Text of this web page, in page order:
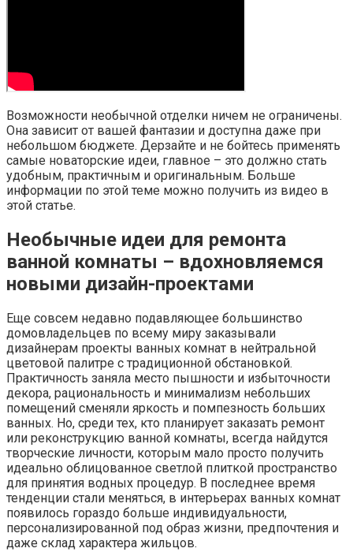
Возможности необычной отделки ничем не ограничены.
Она зависит от вашей фантазии и доступна даже при
небольшом бюджете. Дерзайте и не бойтесь применять
самые новаторские идеи, главное – это должно стать
удобным, практичным и оригинальным. Больше
информации по этой теме можно получить из видео в
этой статье.
Необычные идеи для ремонта
ванной комнаты – вдохновляемся
новыми дизайн-проектами
Еще совсем недавно подавляющее большинство
домовладельцев по всему миру заказывали
дизайнерам проекты ванных комнат в нейтральной
цветовой палитре с традиционной обстановкой.
Практичность заняла место пышности и избыточности
декора, рациональность и минимализм небольших
помещений сменяли яркость и помпезность больших
ванных. Но, среди тех, кто планирует заказать ремонт
или реконструкцию ванной комнаты, всегда найдутся
творческие личности, которым мало просто получить
идеально облицованное светлой плиткой пространство
для принятия водных процедур. В последнее время
тенденции стали меняться, в интерьерах ванных комнат
появилось гораздо больше индивидуальности,
персонализированной под образ жизни, предпочтения и
даже склад характера жильцов.